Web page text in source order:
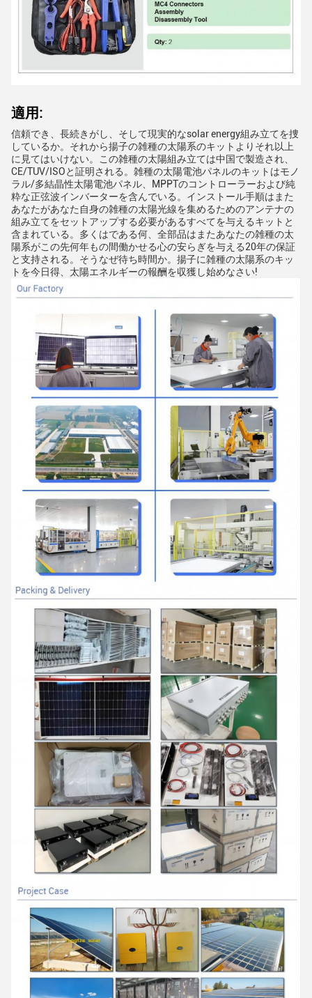
適用:
信頼でき、長続きがし、そして現実的なsolar energy組み立てを捜
しているか。それから揚子の雑種の太陽系のキットよりそれ以上
に見てはいけない。この雑種の太陽組み立ては中国で製造され、
CE/TUV/ISOと証明される。雑種の太陽電池パネルのキットはモノ
ラル/多結晶性太陽電池パネル、MPPTのコントローラーおよび純
粋な正弦波インバーターを含んでいる。インストール手順はまた
あなたがあなた自身の雑種の太陽光線を集めるためのアンテナの
組み立てをセットアップする必要があるすべてを与えるキットと
含まれている。多くはである何、全部品はまたあなたの雑種の太
陽系がこの先何年もの間働かせる心の安らぎを与える20年の保証
と支持される。そうなぜ待ち時間か。揚子に雑種の太陽系のキッ
トを今日得、太陽エネルギーの報酬を収獲し始めなさい!